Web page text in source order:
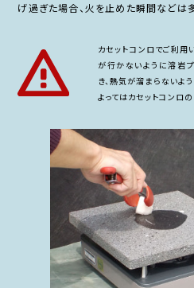
げ過ぎた場合、火を止めた瞬間などは
カセットコンロでご利用
が行かないように溶岩
き、熱気が溜まらないよ
よってはカセットコンロ